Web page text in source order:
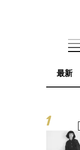
最新